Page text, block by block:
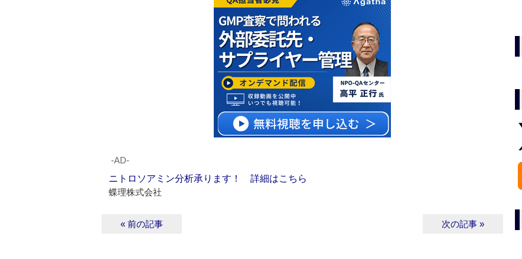
‐AD‐
ニトロソアミン分析承ります！ 詳細はこちら
蝶理株式会社
« 前の記事 次の記事 »